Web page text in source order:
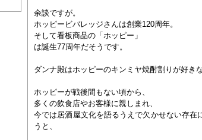
余談ですが。
ホッピービバレッジさんは創業120周年。
そして看板商品の「ホッピー」
は誕生77周年だそうです。
ダンナ殿はホッピーのキンミヤ焼酎割りが好き
ホッピーが戦後間もない頃から、
多くの飲食店やお客様に親しまれ、
今では居酒屋文化を語るうえで欠かせない存在
うと、